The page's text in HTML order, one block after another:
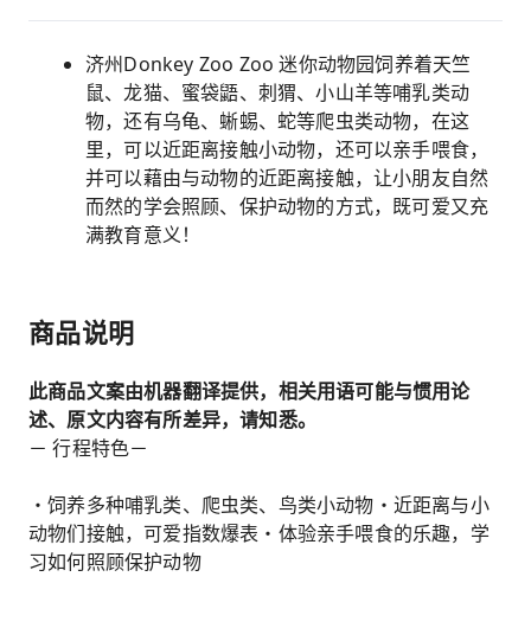
济州Donkey Zoo Zoo 迷你动物园饲养着天竺
鼠、龙猫、蜜袋鼯、刺猬、小山羊等哺乳类动
物，还有乌龟、蜥蜴、蛇等爬虫类动物，在这
里，可以近距离接触小动物，还可以亲手喂食，
并可以藉由与动物的近距离接触，让小朋友自然
而然的学会照顾、保护动物的方式，既可爱又充
满教育意义！
商品说明
此商品文案由机器翻译提供，相关用语可能与惯用论
述、原文内容有所差异，请知悉。
－ 行程特色－
・饲养多种哺乳类、爬虫类、鸟类小动物・近距离与小
动物们接触，可爱指数爆表・体验亲手喂食的乐趣，学
习如何照顾保护动物